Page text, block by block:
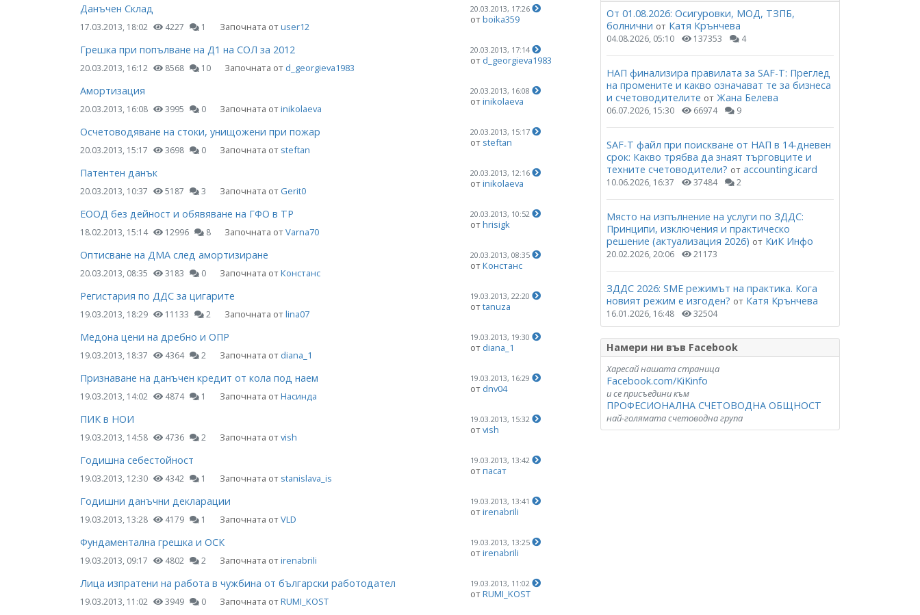
Данъчен Склад
17.03.2013, 18:02 4227 1 Започната отuser12
20.03.2013, 17:26
отboika359
Грешка при попълване на Д1 на СОЛ за 2012
20.03.2013, 16:12 8568 10 Започната от d_georgieva1983
20.03.2013, 17:14
от d_georgieva1983
Амортизация
20.03.2013, 16:08 3995 0 Започната отinikolaeva
20.03.2013, 16:08
отinikolaeva
Осчетоводяване на стоки, унищожени при пожар
20.03.2013, 15:17 3698 0 Започната от steftan
20.03.2013, 15:17
от steftan
Патентен данък
20.03.2013, 10:37 5187 3 Започната отGerit0
20.03.2013, 12:16
отinikolaeva
ЕООД без дейност и обявяване на ГФО в ТР
18.02.2013, 15:14 12996 8 Започната отVarna70
20.03.2013, 10:52
отhrisigk
Оптисване на ДМА след амортизиране
20.03.2013, 08:35 3183 0 Започната отКонстанс
20.03.2013, 08:35
отКонстанс
Регистария по ДДС за цигарите
19.03.2013, 18:29 11133 2 Започната отlina07
19.03.2013, 22:20
отtanuza
Медона цени на дребно и ОПР
19.03.2013, 18:37 4364 2 Започната от diana_1
19.03.2013, 19:30
от diana_1
Признаване на данъчен кредит от кола под наем
19.03.2013, 14:02 4874 1 Започната отНасинда
19.03.2013, 16:29
от dnv04
ПИК в НОИ
19.03.2013, 14:58 4736 2 Започната отvish
19.03.2013, 15:32
отvish
Годишна себестойност
19.03.2013, 12:30 4342 1 Започната от stanislava_is
19.03.2013, 13:42
отпасат
Годишни данъчни декларации
19.03.2013, 13:28 4179 1 Започната отVLD
19.03.2013, 13:41
отirenabrili
Фундаментална грешка и ОСК
19.03.2013, 09:17 4802 2 Започната отirenabrili
19.03.2013, 13:25
отirenabrili
Лица изпратени на работа в чужбина от български работодател
19.03.2013, 11:02 3949 0 Започната отRUMI_KOST
19.03.2013, 11:02
отRUMI_KOST
От 01.08.2026: Осигуровки, МОД, ТЗПБ,
болнични от Катя Крънчева
04.08.2026, 05:10 137353 4
НАП финализира правилата за SAF-T: Преглед
на промените и какво означават те за бизнеса
и счетоводителите от Жана Белева
06.07.2026, 15:30 66974 9
SAF-T файл при поискване от НАП в 14-дневен
срок: Какво трябва да знаят търговците и
техните счетоводители? от accounting.icard
10.06.2026, 16:37 37484 2
Място на изпълнение на услуги по ЗДДС:
Принципи, изключения и практическо
решение (актуализация 2026) от КиК Инфо
20.02.2026, 20:06 21173
ЗДДС 2026: SME режимът на практика. Кога
новият режим е изгоден? от Катя Крънчева
16.01.2026, 16:48 32504
Намери ни във Facebook
Харесай нашата страница
Facebook.com/KiKinfo
и се присъедини към
ПРОФЕСИОНАЛНА СЧЕТОВОДНА ОБЩНОСТ
най-голямата счетоводна група